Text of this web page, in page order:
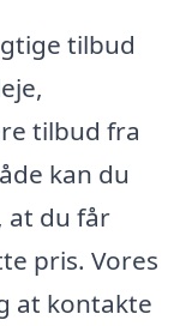
tilbud
tilbud fra
kan du
at du får
pris. Vores
at kontakte